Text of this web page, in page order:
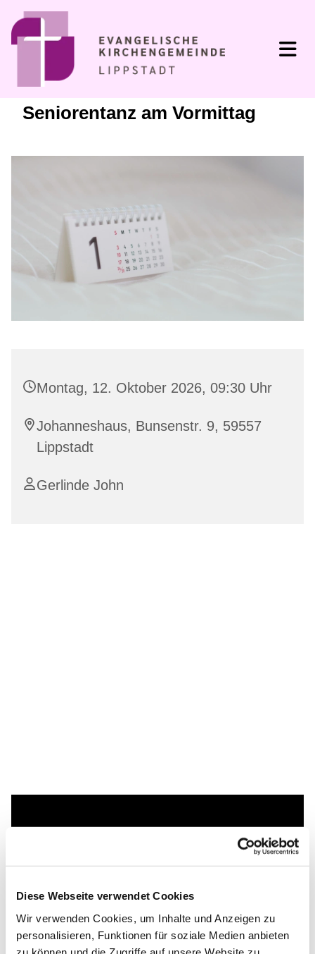
Diese Webseite verwendet Cookies
Wir verwenden Cookies, um Inhalte und Anzeigen zu
personalisieren, Funktionen für soziale Medien anbieten
Seniorentanz am Vormittag
Montag, 12. Oktober 2026, 09:30 Uhr
Johanneshaus, Bunsenstr. 9, 59557
Lippstadt
Gerlinde John
Dies könnte Sie auch
interessieren